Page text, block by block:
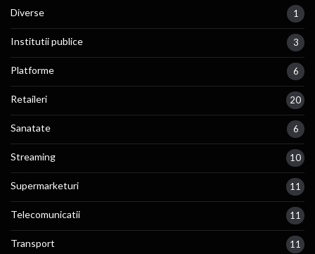
Diverse 1
Institutii publice 3
Platforme 6
Retaileri 20
Sanatate 6
Streaming 10
Supermarketuri 11
Telecomunicatii 11
Transport 11